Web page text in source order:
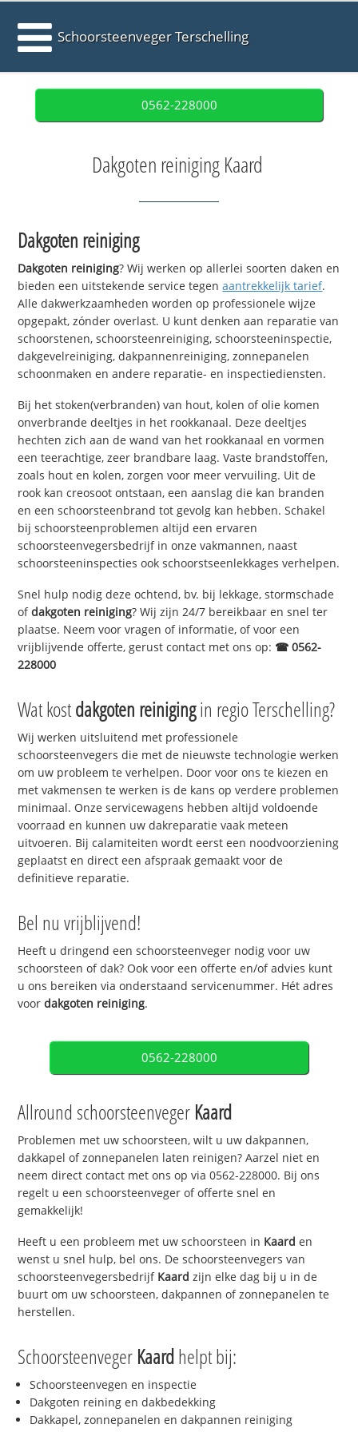
Schoorsteenveger Terschelling
0562-228000
Dakgoten reiniging Kaard
Dakgoten reiniging
Dakgoten reiniging? Wij werken op allerlei soorten daken en
bieden een uitstekende service tegenaantrekkelijk tarief.
Alle dakwerkzaamheden worden op professionele wijze
opgepakt, zónder overlast. U kunt denken aan reparatie van
schoorstenen, schoorsteenreiniging, schoorsteeninspectie,
dakgevelreiniging, dakpannenreiniging, zonnepanelen
schoonmaken en andere reparatie- en inspectiediensten.
Bij het stoken(verbranden) van hout, kolen of olie komen
onverbrande deeltjes in het rookkanaal. Deze deeltjes
hechten zich aan de wand van het rookkanaal en vormen
een teerachtige, zeer brandbare laag. Vaste brandstoffen,
zoals hout en kolen, zorgen voor meer vervuiling. Uit de
rook kan creosoot ontstaan, een aanslag die kan branden
en een schoorsteenbrand tot gevolg kan hebben. Schakel
bij schoorsteenproblemen altijd een ervaren
schoorsteenvegersbedrijf in onze vakmannen, naast
schoorsteeninspecties ook schoorstseenlekkages verhelpen.
Snel hulp nodig deze ochtend, bv. bij lekkage, stormschade
ofdakgoten reiniging? Wij zijn 24/7 bereikbaar en snel ter
plaatse. Neem voor vragen of informatie, of voor een
vrijblijvende offerte, gerust contact met ons op: ☎ 0562-
228000
Wat kostdakgoten reinigingin regio Terschelling?
Wij werken uitsluitend met professionele
schoorsteenvegers die met de nieuwste technologie werken
om uw probleem te verhelpen. Door voor ons te kiezen en
met vakmensen te werken is de kans op verdere problemen
minimaal. Onze servicewagens hebben altijd voldoende
voorraad en kunnen uw dakreparatie vaak meteen
uitvoeren. Bij calamiteiten wordt eerst een noodvoorziening
geplaatst en direct een afspraak gemaakt voor de
definitieve reparatie.
Bel nu vrijblijvend!
Heeft u dringend een schoorsteenveger nodig voor uw
schoorsteen of dak? Ook voor een offerte en/of advies kunt
u ons bereiken via onderstaand servicenummer. Hét adres
voordakgoten reiniging.
0562-228000
Allround schoorsteenveger Kaard
Problemen met uw schoorsteen, wilt u uw dakpannen,
dakkapel of zonnepanelen laten reinigen? Aarzel niet en
neem direct contact met ons op via 0562-228000. Bij ons
regelt u een schoorsteenveger of offerte snel en
gemakkelijk!
Heeft u een probleem met uw schoorsteen in Kaard en
wenst u snel hulp, bel ons. De schoorsteenvegers van
schoorsteenvegersbedrijf Kaard zijn elke dag bij u in de
buurt om uw schoorsteen, dakpannen of zonnepanelen te
herstellen.
Schoorsteenveger Kaardhelpt bij:
Schoorsteenvegen en inspectie
Dakgoten reining en dakbedekking
Dakkapel, zonnepanelen en dakpannen reiniging